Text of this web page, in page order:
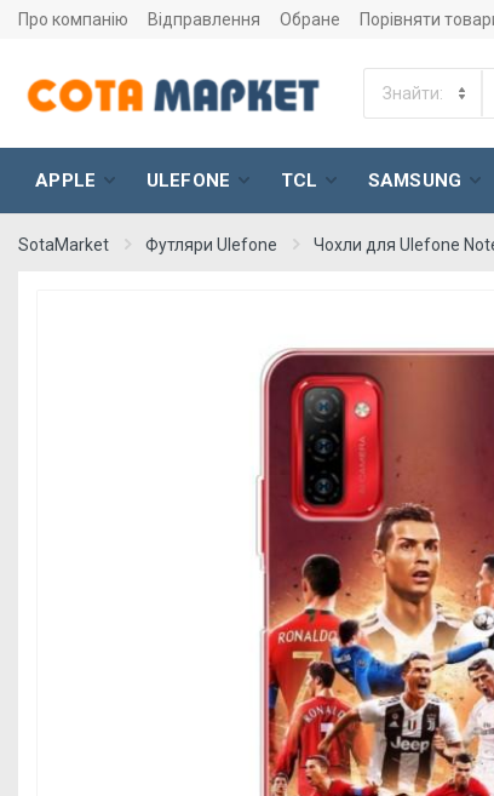
Про компанію Відправлення Обране Порівняти
APPLE ULEFONE TCL SAMSUNG
SotaMarket Футляри Ulefone Чохли для Ulefone